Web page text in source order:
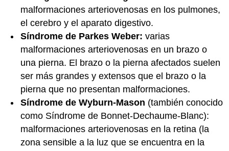
malformaciones arteriovenosas en los pulmones,
el cerebro y el aparato digestivo.
Síndrome de Parkes Weber: varias
malformaciones arteriovenosas en un brazo o
una pierna. El brazo o la pierna afectados suelen
ser más grandes y extensos que el brazo o la
pierna que no presentan malformaciones.
Síndrome de Wyburn-Mason (también conocido
como Síndrome de Bonnet-Dechaume-Blanc):
malformaciones arteriovenosas en la retina (la
zona sensible a la luz que se encuentra en la